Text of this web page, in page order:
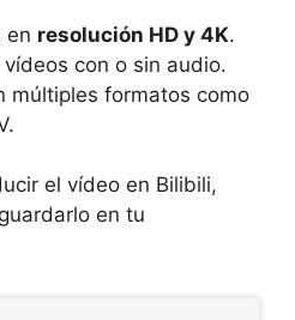
en resolución HD y 4K.
con o sin audio.
múltiples formatos como
el vídeo en Bilibili,
en tu